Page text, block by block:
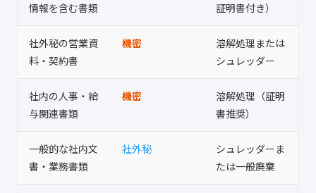
情報を含む書類
証明書付き）
社外秘の営業資
料・契約書
機密
溶解処理または
シュレッダー
社内の人事・給
与関連書類
機密
溶解処理（証明
書推奨）
一般的な社内文
書・業務書類
社外秘
シュレッダーま
たは一般廃棄